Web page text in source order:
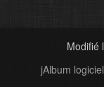
Modifié
jAlbum